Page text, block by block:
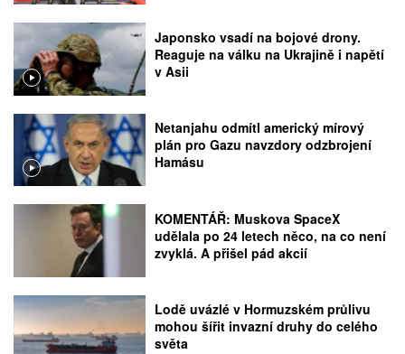
Japonsko vsadí na bojové drony.
Reaguje na válku na Ukrajině i napětí
v Asii
Netanjahu odmítl americký mírový
plán pro Gazu navzdory odzbrojení
Hamásu
KOMENTÁŘ: Muskova SpaceX
udělala po 24 letech něco, na co není
zvyklá. A přišel pád akcií
Lodě uvázlé v Hormuzském průlivu
mohou šířit invazní druhy do celého
světa